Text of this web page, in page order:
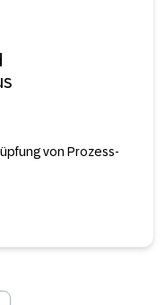
von Prozess-